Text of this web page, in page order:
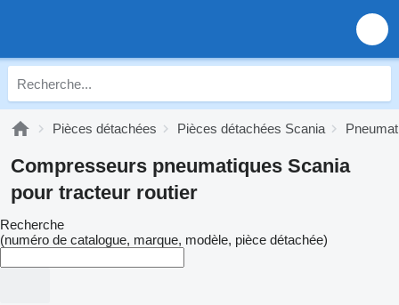
Pièces détachées Pièces détachées Scania
Compresseurs pneumatiques Scania
pour tracteur routier
Recherche
(numéro de catalogue, marque, modèle, pièce détachée)